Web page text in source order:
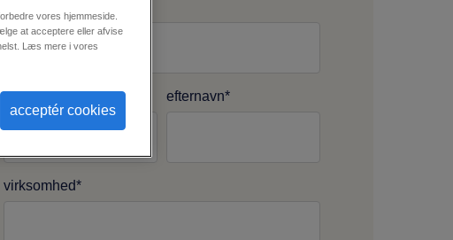
fornavn* efternavn*
virksomhed*
vores hjemmeside.
at acceptere eller afvise
Læs mere i vores
acceptér cookies